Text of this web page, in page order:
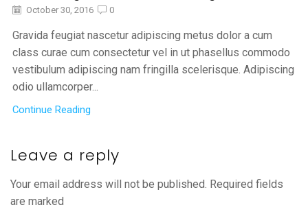
October 30, 2016 0
Gravida feugiat nascetur adipiscing metus dolor a cum
class curae cum consectetur vel in ut phasellus commodo
vestibulum adipiscing nam fringilla scelerisque. Adipiscing
odio ullamcorper...
Continue Reading
Leave a reply
Your email address will not be published. Required fields
are marked